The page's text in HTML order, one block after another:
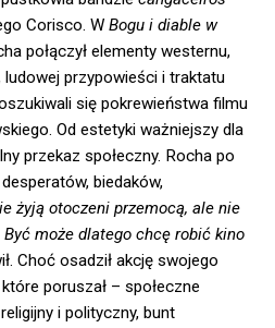
Corisco. WBogu i diable w
połączył elementy westernu,
ludowej przypowieści i traktatu
się pokrewieństwa filmu
Od estetyki ważniejszy dla
przekaz społeczny. Rocha po
biedaków,
żyją otoczeni przemocą, ale nie
może dlatego chcę robić kino
Choć osadził akcję swojego
poruszał – społeczne
i polityczny, bunt